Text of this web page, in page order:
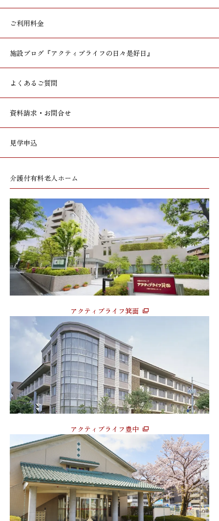
ご利用料金
施設ブログ 『アクティブライフの日々是好日』
よくあるご質問
資料請求・お問合せ
見学申込
介護付有料老人ホーム
アクティブライフ箕面
アクティブライフ豊中